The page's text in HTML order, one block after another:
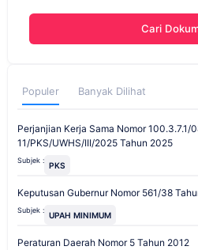
Cari
Populer Banyak Dilihat
Perjanjian Kerja Sama Nomor 100.3.7.1/
11/PKS/UWHS/III/2025 Tahun 2025
Subjek : PKS
Keputusan Gubernur Nomor 561/38
Subjek : UPAH MINIMUM
Peraturan Daerah Nomor 5 Tahun 2012